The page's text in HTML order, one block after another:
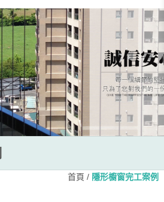
首頁 / 隱形櫥窗完工案例